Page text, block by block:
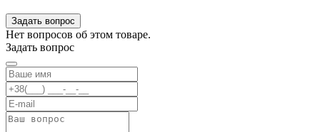
Задать вопрос
Нет вопросов об этом товаре.
Задать вопрос